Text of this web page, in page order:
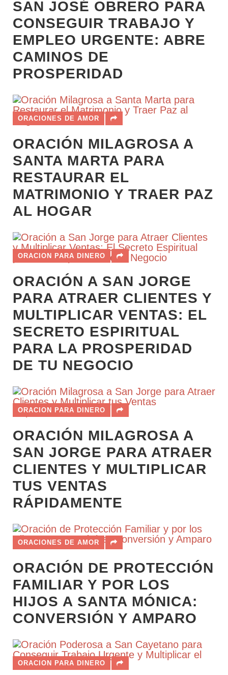
SAN JOSÉ OBRERO PARA
CONSEGUIR TRABAJO Y
EMPLEO URGENTE: ABRE
CAMINOS DE
PROSPERIDAD
ORACIONES DE AMOR
ORACIÓN MILAGROSA A
SANTA MARTA PARA
RESTAURAR EL
MATRIMONIO Y TRAER PAZ
AL HOGAR
ORACION PARA DINERO
ORACIÓN A SAN JORGE
PARA ATRAER CLIENTES Y
MULTIPLICAR VENTAS: EL
SECRETO ESPIRITUAL
PARA LA PROSPERIDAD
DE TU NEGOCIO
ORACION PARA DINERO
ORACIÓN MILAGROSA A
SAN JORGE PARA ATRAER
CLIENTES Y MULTIPLICAR
TUS VENTAS
RÁPIDAMENTE
ORACIONES DE AMOR
ORACIÓN DE PROTECCIÓN
FAMILIAR Y POR LOS
HIJOS A SANTA MÓNICA:
CONVERSIÓN Y AMPARO
ORACION PARA DINERO